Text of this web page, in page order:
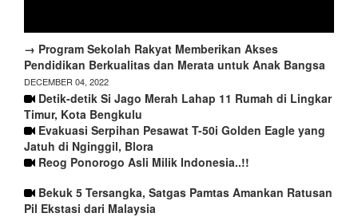
→ Program Sekolah Rakyat Memberikan Akses
Pendidikan Berkualitas dan Merata untuk Anak Bangsa
DECEMBER 04, 2022
Detik-detik Si Jago Merah Lahap 11 Rumah di Lingkar
Timur, Kota Bengkulu
Evakuasi Serpihan Pesawat T-50i Golden Eagle yang
Jatuh di Nginggil, Blora
Reog Ponorogo Asli Milik Indonesia..!!
Bekuk 5 Tersangka, Satgas Pamtas Amankan Ratusan
Pil Ekstasi dari Malaysia